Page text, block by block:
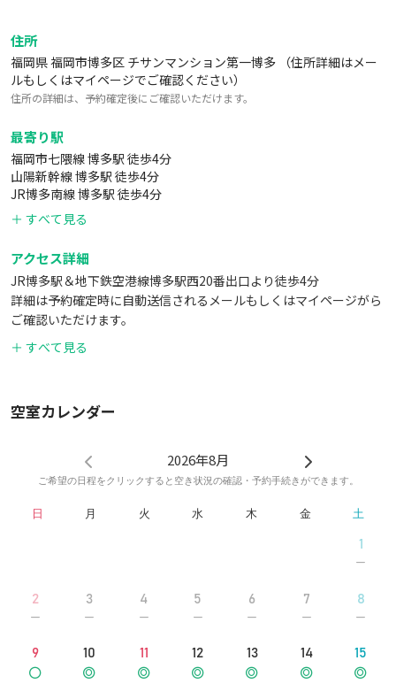
住所
福岡県 福岡市博多区 チサンマンション第一博多 （住所詳細はメー
ルもしくはマイページでご確認ください）
住所の詳細は、予約確定後にご確認いただけます。
最寄り駅
福岡市七隈線 博多駅 徒歩4分
山陽新幹線 博多駅 徒歩4分
JR博多南線 博多駅 徒歩4分
＋ すべて見る
アクセス詳細
JR博多駅＆地下鉄空港線博多駅西20番出口より徒歩4分
詳細は予約確定時に自動送信されるメールもしくはマイページがら
ご確認いただけます。
こちらを参照ください
https://kashispace.com/help/10
・予約完了時に送信される利用方法の見落とし等で使用できなかっ
＋ すべて見る
空室カレンダー
2026年8月
ご希望の日程をクリックすると空き状況の確認・予約手続きができます。
日 月 火 水 木 金 土
1
2 3 4 5 6 7 8
9 10 11 12 13 14 15